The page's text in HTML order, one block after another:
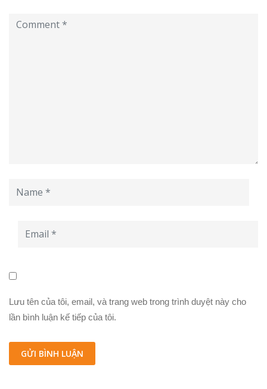
Lưu tên của tôi, email, và trang web trong trình duyệt này cho
lần bình luận kế tiếp của tôi.